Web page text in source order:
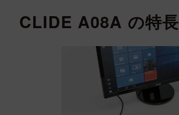
CLIDE A08A の特長